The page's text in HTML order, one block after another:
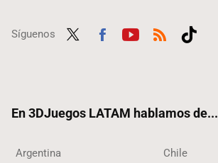
Síguenos
En 3DJuegos LATAM hablamos de...
Argentina Chile